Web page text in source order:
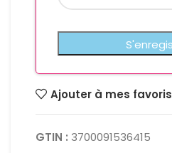
Ajouter à mes favoris
GTIN : 3700091536415